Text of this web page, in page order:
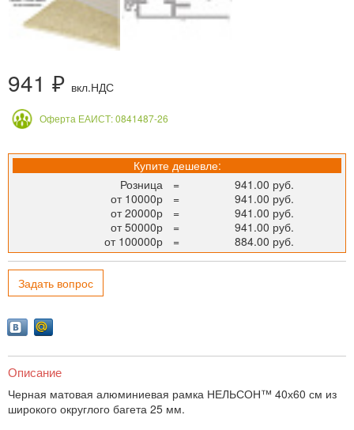
941 ₽ вкл.НДС
Оферта ЕАИСТ: 0841487-26
Купите дешевле:
Розница
=
941.00 руб.
от 10000р
=
941.00 руб.
от 20000р
=
941.00 руб.
от 50000р
=
941.00 руб.
от 100000р
= 884.00 руб.
Задать вопрос
Описание
Черная матовая алюминиевая рамка НЕЛЬСОН™ 40х60 см из
широкого округлого багета 25 мм.